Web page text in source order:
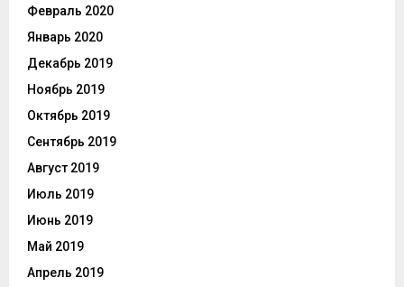
Февраль 2020
Январь 2020
Декабрь 2019
Ноябрь 2019
Октябрь 2019
Сентябрь 2019
Август 2019
Июль 2019
Июнь 2019
Май 2019
Апрель 2019